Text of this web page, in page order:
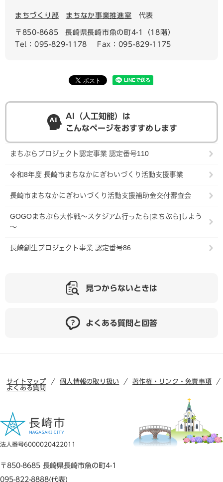
まちづくり部 まちなか事業推進室 代表
〒850-8685
長崎県長崎市魚の町4-1（18階）
Tel：095-829-1178
Fax：095-829-1175
AI（人工知能）は
こんなページをおすすめします
まちぶらプロジェクト認定事業 認定番号110
令和8年度 長崎市まちなかにぎわいづくり活動支援事業
長崎市まちなかにぎわいづくり活動支援補助金交付審査会
GOGOまちぶら大作戦～スタジアム行ったら[まちぶら]しよう
～
長崎創生プロジェクト事業 認定番号86
見つからないときは
よくある質問と回答
サイトマップ 個人情報の取り扱い
著作権・リンク・免責事項
よくある質問
法人番号6000020422011
〒850-8685 長崎県長崎市魚の町4-1
095-822-8888(代表)